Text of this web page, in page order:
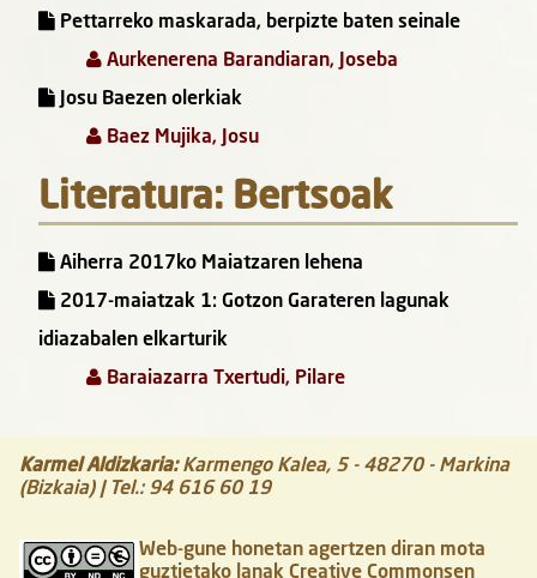
Pettarreko maskarada, berpizte baten seinale
Aurkenerena Barandiaran, Joseba
Josu Baezen olerkiak
Baez Mujika, Josu
Literatura: Bertsoak
Aiherra 2017ko Maiatzaren lehena
2017-maiatzak 1: Gotzon Garateren lagunak
idiazabalen elkarturik
Baraiazarra Txertudi, Pilare
Karmel Aldizkaria: Karmengo Kalea, 5 - 48270- Markina
(Bizkaia)| Tel.: 94 616 60 19
Web-gune honetan agertzen diran mota
guztietako lanak Creative Commonsen